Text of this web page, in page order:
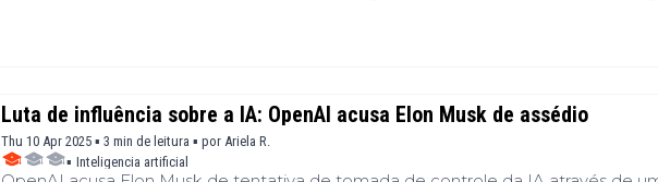
Luta de influência sobre a IA: OpenAI acusa Elon Musk de assédio
Thu 10 Apr 2025 ▪ 3 min de leitura ▪ por Ariela R.
▪ Inteligencia artificial